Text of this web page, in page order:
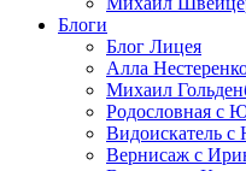
Блоги
Блог Лицея
Алла
Михаил
Родословная с
Видоискатель
Вернисаж с